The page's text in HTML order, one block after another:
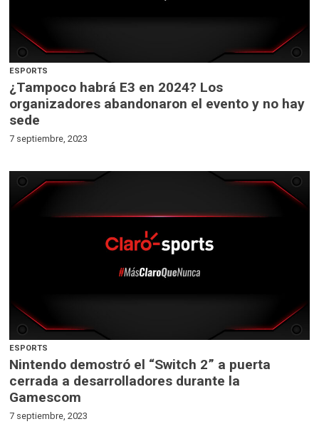
ESPORTS
¿Tampoco habrá E3 en 2024? Los
organizadores abandonaron el evento y no hay
sede
7 septiembre, 2023
ESPORTS
Nintendo demostró el “Switch 2” a puerta
cerrada a desarrolladores durante la
Gamescom
7 septiembre, 2023